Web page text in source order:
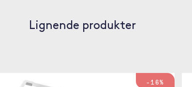
Lignende produkter
-16%